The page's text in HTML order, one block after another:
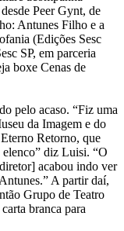
Peer Gynt, de
Antunes Filho e a
(Edições Sesc
SP, em parceria
boxe Cenas de
pelo acaso. “Fiz uma
da Imagem e do
Retorno, que
diz Luisi. “O
acabou indo ver
A partir daí,
Grupo de Teatro
branca para